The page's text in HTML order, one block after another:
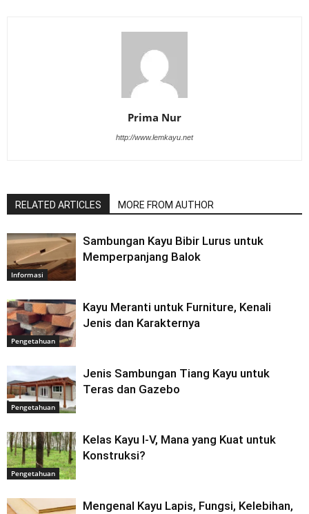
Prima Nur
http://www.lemkayu.net
RELATED ARTICLES MORE FROM AUTHOR
Informasi
Sambungan Kayu Bibir Lurus untuk
Memperpanjang Balok
Pengetahuan
Kayu Meranti untuk Furniture, Kenali
Jenis dan Karakternya
Pengetahuan
Jenis Sambungan Tiang Kayu untuk
Teras dan Gazebo
Pengetahuan
Kelas Kayu I-V, Mana yang Kuat untuk
Konstruksi?
Mengenal Kayu Lapis, Fungsi, Kelebihan,